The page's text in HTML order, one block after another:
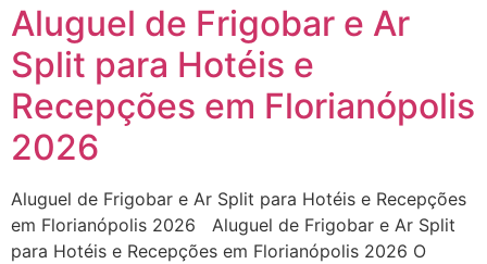
Aluguel de Frigobar e Ar
Split para Hotéis e
Recepções em Florianópolis
2026
Aluguel de Frigobar e Ar Split para Hotéis e Recepções
em Florianópolis 2026 Aluguel de Frigobar e Ar Split
para Hotéis e Recepções em Florianópolis 2026 O